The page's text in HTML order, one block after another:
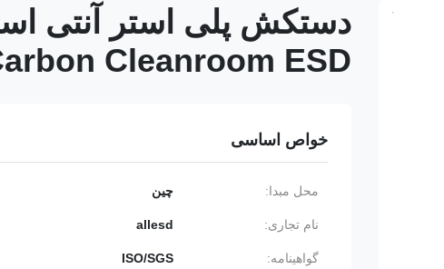
Cleanroom ESD
خواص اساسی
محل مبدا: چین
نام تجاری: allesd
گواهینامه: ISO/SGS